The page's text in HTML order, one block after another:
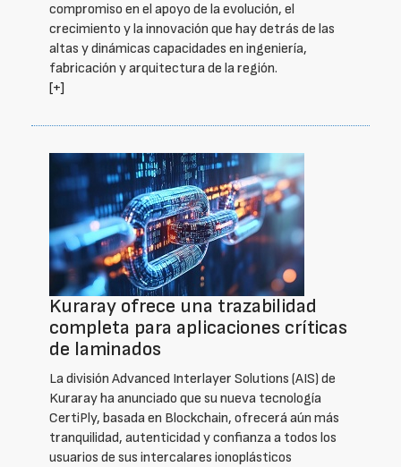
compromiso en el apoyo de la evolución, el
crecimiento y la innovación que hay detrás de las
altas y dinámicas capacidades en ingeniería,
fabricación y arquitectura de la región.
[+]
Kuraray ofrece una trazabilidad
completa para aplicaciones críticas
de laminados
La división Advanced Interlayer Solutions (AIS) de
Kuraray ha anunciado que su nueva tecnología
CertiPly, basada en Blockchain, ofrecerá aún más
tranquilidad, autenticidad y confianza a todos los
usuarios de sus intercalares ionoplásticos